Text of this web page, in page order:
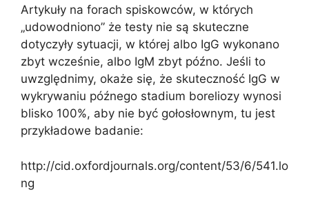
Artykuły na forach spiskowców, w których
„udowodniono” że testy nie są skuteczne
dotyczyły sytuacji, w której albo IgG wykonano
zbyt wcześnie, albo IgM zbyt późno. Jeśli to
uwzględnimy, okaże się, że skuteczność IgG w
wykrywaniu późnego stadium boreliozy wynosi
blisko 100%, aby nie być gołosłownym, tu jest
przykładowe badanie:
http://cid.oxfordjournals.org/content/53/6/541.lo
ng